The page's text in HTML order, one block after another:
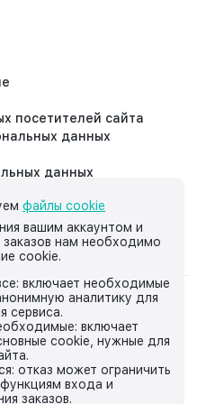
посетителей сайта
данных
данных
данных третьим
данный интернет-сайт,
и ценах,
исключительно
каких условиях не
положениями
Российской Федерации.
файлы cookie
вашим аккаунтом и
нам необходимо
cookie.
включает необходимые
аналитику для
сервиса.
включает
cookie, нужные для
отказ может ограничить
входа и
заказов.